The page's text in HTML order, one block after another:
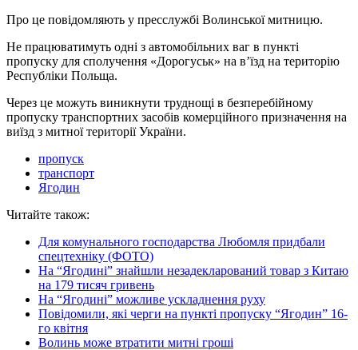
Про це повідомляють у пресслужбі Волинської митницю.
Не працюватимуть одні з автомобільних ваг в пункті
пропуску для сполучення «Дорогуськ» на в’їзд на територію
Республіки Польща.
Через це можуть виникнути труднощі в безперебійному
пропуску транспортних засобів комерційного призначення на
виїзд з митної території України.
пропуск
транспорт
Ягодин
Читайте також:
Для комунального господарства Любомля придбали
спецтехніку (ФОТО)
На “Ягодині” знайшли незадекларований товар з Китаю
на 179 тисяч гривень
На “Ягодині” можливе ускладнення руху
Повідомили, які черги на пункті пропуску “Ягодин” 16-
го квітня
Волинь може втратити митні гроші